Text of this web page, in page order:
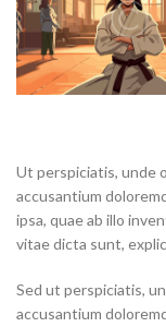
Ut perspiciatis, unde
accusantium
ipsa, quae ab illo
vitae dicta sunt,
Sed ut perspiciatis,
accusantium